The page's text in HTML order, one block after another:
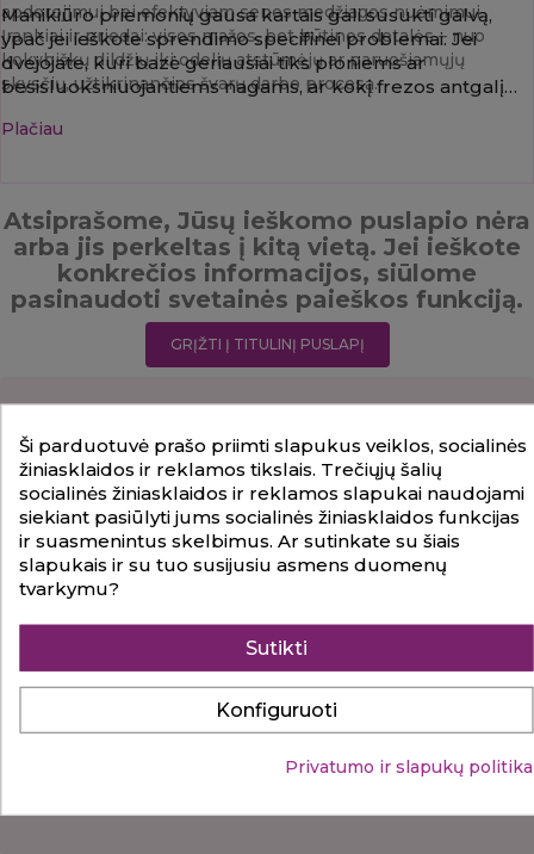
apdorojimui bei efektyviam senos medžiagos nuėmimui.
Įrankiai ir priedai:visos mažos, bet būtinos detalės – nuo
kokybiškų dildžių iki odelių atstūmėjų ar paruošiamųjų
skysčių, užtikrinančios švarų darbo procesą.
Manikiūro priemonių gausa kartais gali susukti galvą,
ypač jei ieškote sprendimo specifinei problemai. Jei
dvejojate, kuri bazė geriausiai tiks ploniems ar
besisluoksniuojantiems nagams, ar kokį frezos antgalį
kreipkitės! Mes visada esame pasiruošę jus
malonumu.
Plačiau
Atsiprašome, Jūsų ieškomo puslapio nėra
arba jis perkeltas į kitą vietą. Jei ieškote
konkrečios informacijos, siūlome
pasinaudoti svetainės paieškos funkciją.
GRĮŽTI Į TITULINĮ PUSLAPĮ
Ši parduotuvė prašo priimti slapukus veiklos, socialinės
žiniasklaidos ir reklamos tikslais. Trečiųjų šalių
socialinės žiniasklaidos ir reklamos slapukai naudojami
siekiant pasiūlyti jums socialinės žiniasklaidos funkcijas
ir suasmenintus skelbimus. Ar sutinkate su šiais
slapukais ir su tuo susijusiu asmens duomenų
tvarkymu?
Sutikti
Konfiguruoti
Privatumo ir slapukų politika